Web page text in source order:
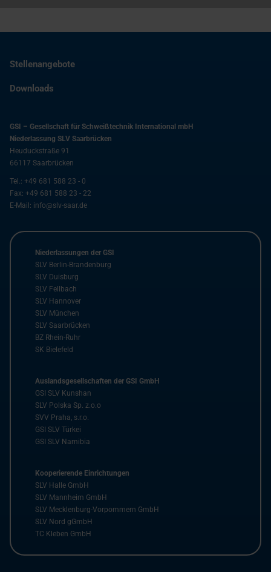
Stellenangebote
Downloads
GSI – Gesellschaft für Schweißtechnik International mbH
Niederlassung SLV Saarbrücken
Heuduckstraße 91
66117 Saarbrücken
Tel.: +49 681 588 23 - 0
Fax: +49 681 588 23 - 22
E-Mail: info@slv-saar.de
Niederlassungen der GSI
SLV Berlin-Brandenburg
SLV Duisburg
SLV Fellbach
SLV Hannover
SLV München
SLV Saarbrücken
BZ Rhein-Ruhr
SK Bielefeld
Auslandsgesellschaften der GSI GmbH
GSI SLV Kunshan
SLV Polska Sp. z.o.o
SVV Praha, s.r.o.
GSI SLV Türkei
GSI SLV Namibia
Kooperierende Einrichtungen
SLV Halle GmbH
SLV Mannheim GmbH
SLV Mecklenburg-Vorpommern GmbH
SLV Nord gGmbH
TC Kleben GmbH